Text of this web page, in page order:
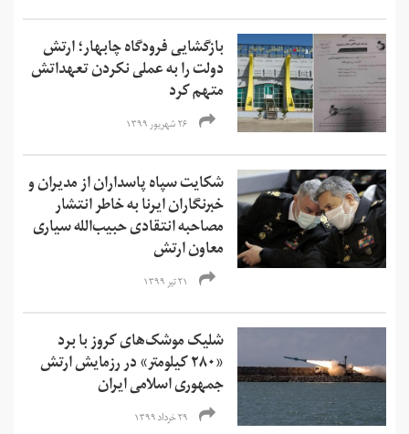
بازگشایی فرودگاه چابهار؛ ارتش
دولت را به عملی نکردن تعهداتش
متهم کرد
۲۶ شهریور ۱۳۹۹
شکایت سپاه پاسداران از مدیران و
خبرنگاران ایرنا به خاطر انتشار
مصاحبه انتقادی حبیب‌الله سیاری
معاون ارتش
۲۱ تیر ۱۳۹۹
شلیک موشک‌های کروز با برد
«۲۸۰ کیلومتر» در رزمایش ارتش
جمهوری اسلامی ایران
۲۹ خرداد ۱۳۹۹